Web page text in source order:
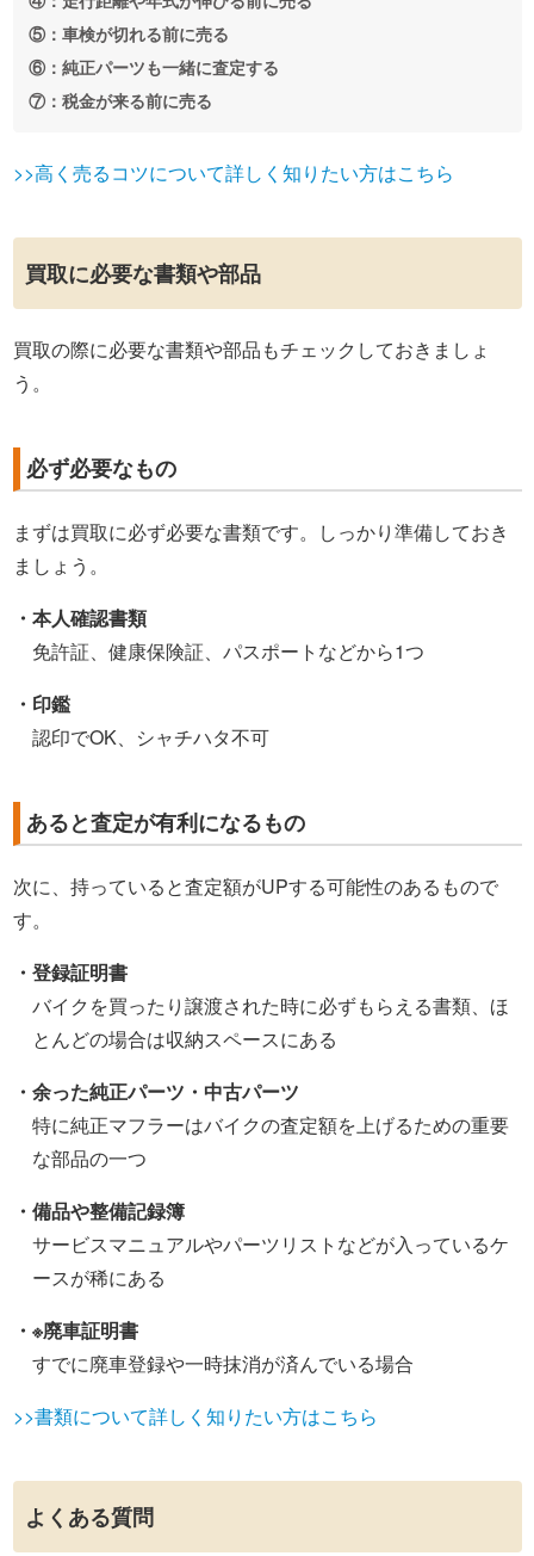
⑤：車検が切れる前に売る
⑥：純正パーツも一緒に査定する
⑦：税金が来る前に売る
>>高く売るコツについて詳しく知りたい方はこちら
買取に必要な書類や部品
買取の際に必要な書類や部品もチェックしておきましょ
う。
必ず必要なもの
まずは買取に必ず必要な書類です。しっかり準備しておき
ましょう。
・本人確認書類
免許証、健康保険証、パスポートなどから1つ
・印鑑
認印でOK、シャチハタ不可
あると査定が有利になるもの
次に、持っていると査定額がUPする可能性のあるもので
す。
・登録証明書
バイクを買ったり譲渡された時に必ずもらえる書類、ほ
とんどの場合は収納スペースにある
・余った純正パーツ・中古パーツ
特に純正マフラーはバイクの査定額を上げるための重要
な部品の一つ
・備品や整備記録簿
サービスマニュアルやパーツリストなどが入っているケ
ースが稀にある
・※廃車証明書
すでに廃車登録や一時抹消が済んでいる場合
>>書類について詳しく知りたい方はこちら
よくある質問